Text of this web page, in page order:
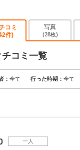
コミ
件)
写真
(28枚)
コミ一覧
： 全て 行った時期： 全て
一人